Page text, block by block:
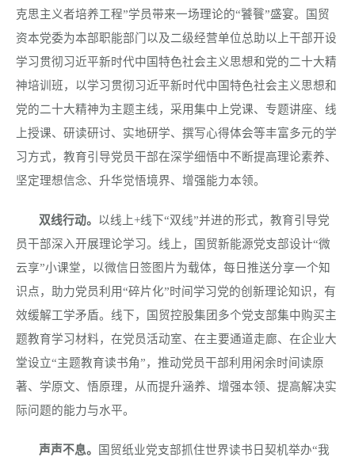
克思主义者培养工程”学员带来一场理论的“饕餮”盛宴。国贸
资本党委为本部职能部门以及二级经营单位总助以上干部开设
学习贯彻习近平新时代中国特色社会主义思想和党的二十大精
神培训班，以学习贯彻习近平新时代中国特色社会主义思想和
党的二十大精神为主题主线，采用集中上党课、专题讲座、线
上授课、研读研讨、实地研学、撰写心得体会等丰富多元的学
习方式，教育引导党员干部在深学细悟中不断提高理论素养、
坚定理想信念、升华觉悟境界、增强能力本领。
双线行动。 以线上+线下“双线”并进的形式，教育引导党
员干部深入开展理论学习。线上，国贸新能源党支部设计“微
云享”小课堂，以微信日签图片为载体，每日推送分享一个知
识点，助力党员利用“碎片化”时间学习党的创新理论知识，有
效缓解工学矛盾。线下，国贸控股集团多个党支部集中购买主
题教育学习材料，在党员活动室、在主要通道走廊、在企业大
堂设立“主题教育读书角”，推动党员干部利用闲余时间读原
著、学原文、悟原理，从而提升涵养、增强本领、提高解决实
际问题的能力与水平。
声声不息。
国贸纸业党支部抓住世界读书日契机举办“我